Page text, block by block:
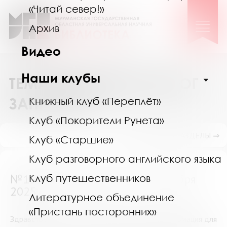
«Читай север!»
Архив
Видео
Наши клубы
Книжный клуб «Переплёт»
Клуб «Покорители Рунета»
Клуб «Старшие»
Клуб разговорного английского языка
Клуб путешественников
Литературное объединение
«Пристань посторонних»
ТЕМАТИЧЕСКИЙ КАТАЛОГ
ЗАПРОСОВ
№15953 (Мурманск) от 14 октября
2025
Здравствуйте, мне нужна первоначальная информация для
ПОКАЗАТЬ ПОДРАЗДЕЛЫ ⇒